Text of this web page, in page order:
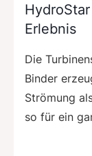
Erlebnis
Die
Binder
Strömung
so für ein